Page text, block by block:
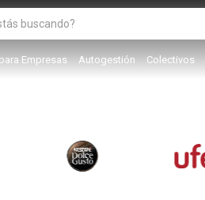
Empresas Autogestión Colectivos